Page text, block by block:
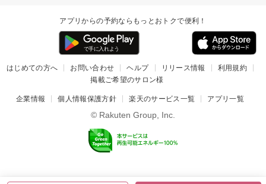
アプリからの予約ならもっとおトクで便利！
はじめての方へ お問い合わせ ヘルプ リリース情報
利用規約
掲載ご希望のサロン様
企業情報 個人情報保護方針 楽天のサービス一覧 アプリ一覧
© Rakuten Group, Inc.